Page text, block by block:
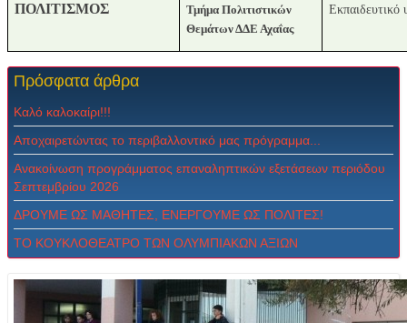
ΠΟΛΙΤΙΣΜΟΣ
Τμήμα Πολιτιστικών
Θεμάτων ΔΔΕ Αχαΐας
Εκπαιδευτικό
Πρόσφατα άρθρα
Καλό καλοκαίρι!!!
Αποχαιρετώντας το περιβαλλοντικό μας πρόγραμμα...
Ανακοίνωση προγράμματος επαναληπτικών εξετάσεων περιόδου
Σεπτεμβρίου 2026
ΔPOYME ΩΣ MAΘHTEΣ, ENEPΓOYME ΩΣ ΠOΛITEΣ!
ΤΟ ΚΟΥΚΛΟΘΕΑΤΡΟ ΤΩΝ ΟΛΥΜΠΙΑΚΩΝ ΑΞΙΩΝ